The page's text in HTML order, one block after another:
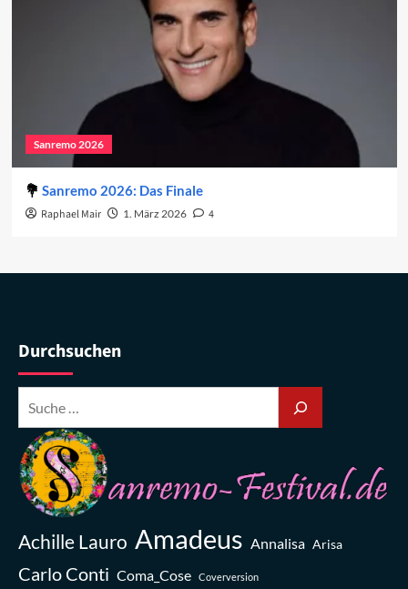
Sanremo 2026
Sanremo 2026: Das Finale
Raphael Mair 1. März 2026 4
Durchsuchen
Achille Lauro Amadeus Annalisa Arisa
Carlo Conti Coma_Cose Coverversion